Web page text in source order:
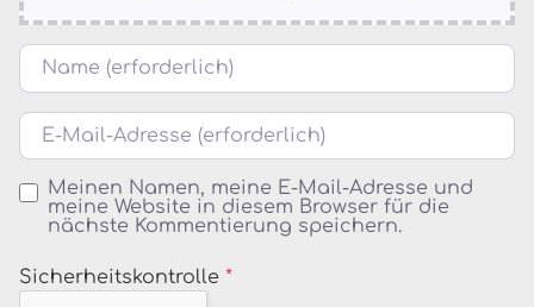
Name
E-Mail
Meinen Namen, meine E-Mail-Adresse und
meine Website in diesem Browser für die
nächste Kommentierung speichern.
Sicherheitskontrolle *